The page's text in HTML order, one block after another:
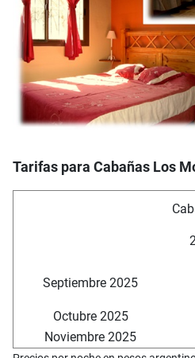
Tarifas para Cabañas Los
Septiembre 2025
Octubre 2025
Noviembre 2025